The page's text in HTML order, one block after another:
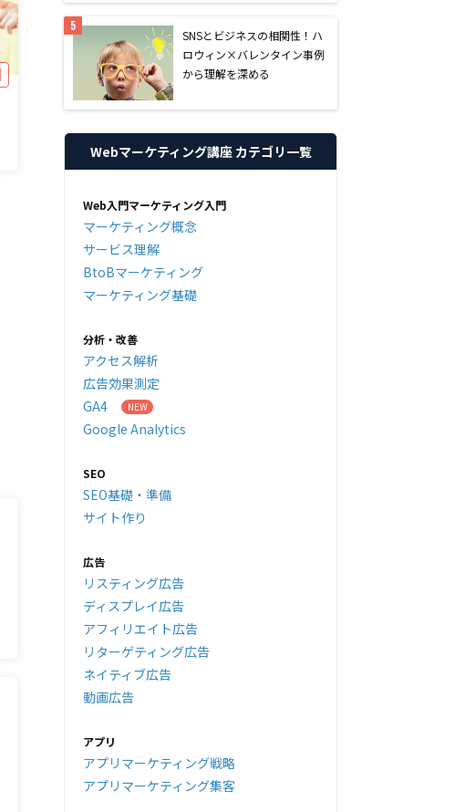
SNSとビジネスの相関性！ハ
ロウィン×バレンタイン事例
から理解を深める
Webマーケティング講座 カテゴリ一覧
Web入門マーケティング入門
マーケティング概念
サービス理解
BtoBマーケティング
マーケティング基礎
分析・改善
アクセス解析
広告効果測定
GA4
Google Analytics
SEO
SEO基礎・準備
サイト作り
広告
リスティング広告
ディスプレイ広告
アフィリエイト広告
リターゲティング広告
ネイティブ広告
動画広告
アプリ
アプリマーケティング戦略
アプリマーケティング集客